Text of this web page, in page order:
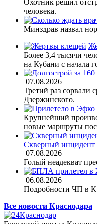
Охотник решил
человека.
Минздрав назвал
Более 3,4 тысячи
на Кубани с начала
07.08.2026
Третий раз сорвали
Дзержинского.
Крупнейший
новые маршруты
Скверный инцидент
07.08.2026
Голый неадекват
06.08.2026
Подробности ЧП в
Все новости Краснодара